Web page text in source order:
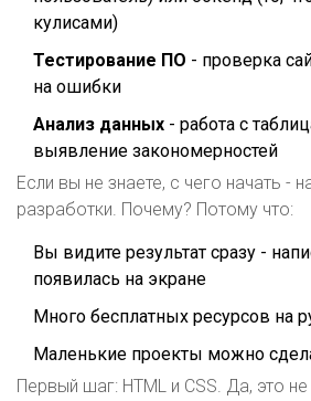
кулисами)
Тестирование ПО - проверка
на ошибки
Анализ данных - работа с
выявление закономерностей
Если вы не знаете, с чего начать -
разработки. Почему? Потому что:
Вы видите результат сразу -
появилась на экране
Много бесплатных ресурсов на
Маленькие проекты можно
Первый шаг: HTML и CSS. Да, это